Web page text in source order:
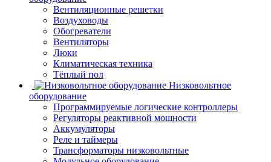
Вентиляционные решетки
Воздуховоды
Обогреватели
Вентиляторы
Люки
Климатическая техника
Тёплый пол
Низковольтное
оборудование
Программируемые логические контроллеры
Регуляторы реактивной мощности
Аккумуляторы
Реле и таймеры
Трансформаторы низковольтные